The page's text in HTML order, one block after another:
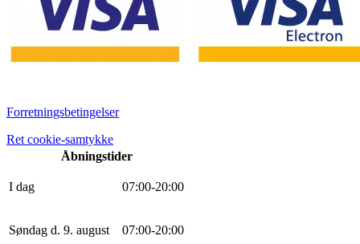
Forretningsbetingelser
Ret cookie-samtykke
Åbningstider
I dag 07:00-20:00
Søndag d. 9. august 07:00-20:00